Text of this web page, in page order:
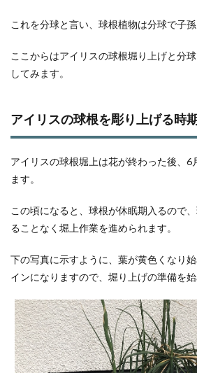
これを分球と言い、球根植物は分球で子孫
ここからはアイリスの球根堀り上げと分
してみます。
アイリスの球根を彫り上げる時
アイリスの球根堀上は花が終わった後、6
ます。
この頃になると、球根が休眠期入るので
ることなく堀上作業を進められます。
下の写真に示すように、葉が黄色くなり
インになりますので、堀り上げの準備を始